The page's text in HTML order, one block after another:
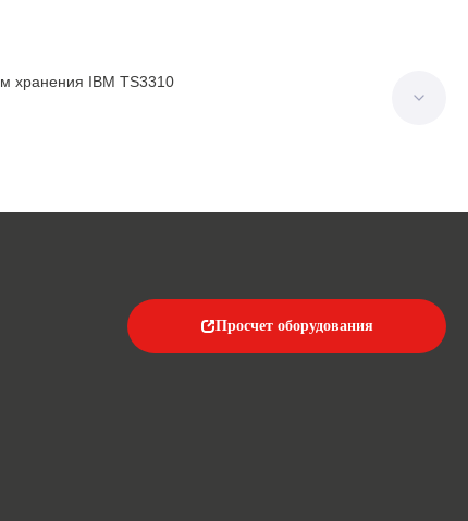
хранения IBM TS3310
Просчет оборудования